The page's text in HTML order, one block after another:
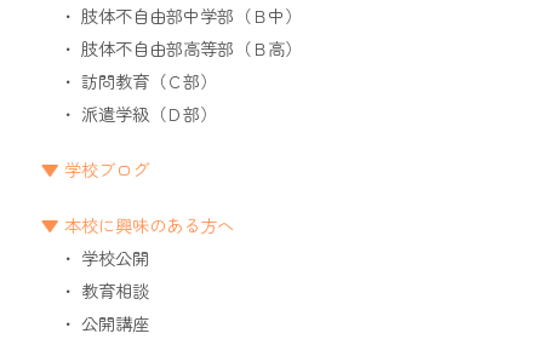
肢体不自由部中学部（Ｂ中）
肢体不自由部高等部（Ｂ高）
訪問教育（Ｃ部）
派遣学級（Ｄ部）
学校ブログ
本校に興味のある方へ
学校公開
教育相談
公開講座